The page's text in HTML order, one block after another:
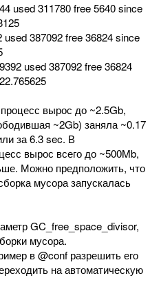
used 311780 free 5640 since
387092 free 36824 since
used 387092 free 36824
вырос до ~2.5Gb,
~2Gb) заняла ~0.17
за 6.3 sec. В
вырос всего до ~500Mb,
Можно предположить, что
мусора запускалась
GC_free_space_divisor,
мусора.
в @conf разрешить его
на автоматическую